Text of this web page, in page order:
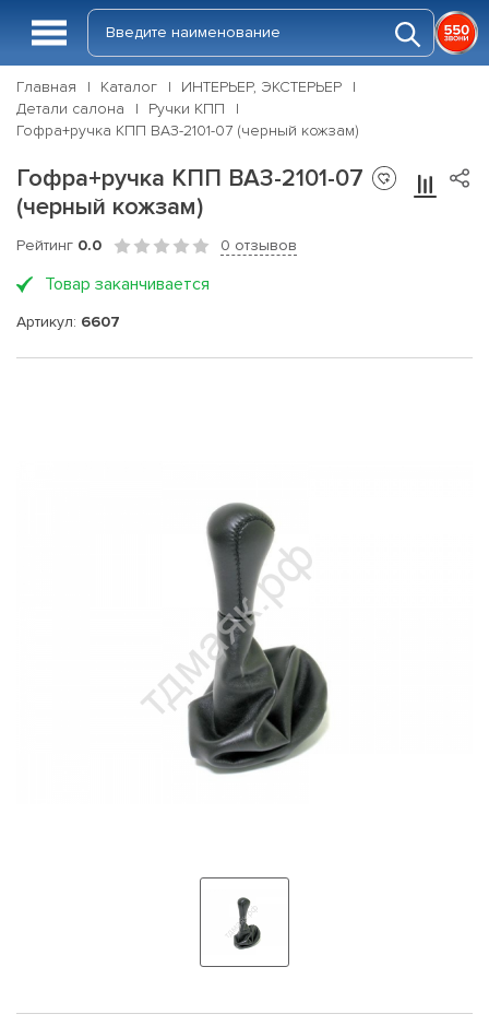
Главная Каталог
ИНТЕРЬЕР, ЭКСТЕРЬЕР
Детали салона
Ручки КПП
Гофра+ручка КПП ВАЗ-2101-07 (черный кожзам)
Гофра+ручка КПП ВАЗ-2101-07
(черный кожзам)
Рейтинг 0.0 0 отзывов
Товар заканчивается
Артикул: 6607